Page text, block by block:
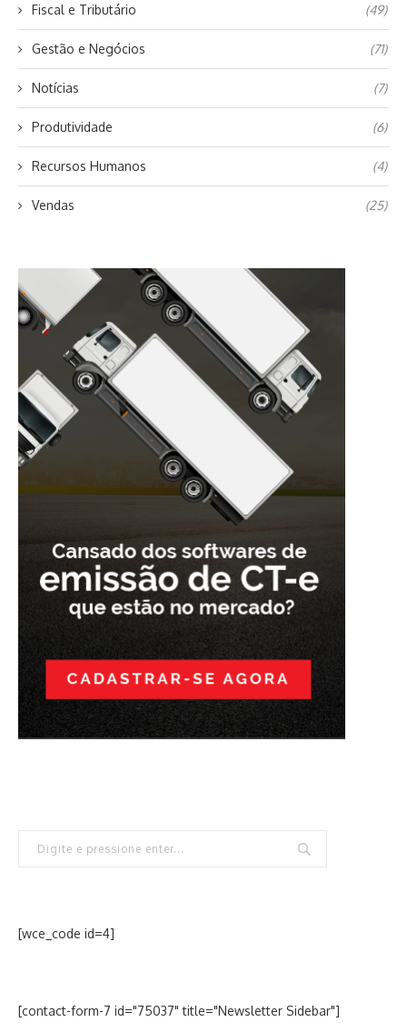
Fiscal e Tributário (49)
Gestão e Negócios (71)
Notícias (7)
Produtividade (6)
Recursos Humanos (4)
Vendas (25)
[wce_code id=4]
[contact-form-7 id="75037" title="Newsletter Sidebar"]